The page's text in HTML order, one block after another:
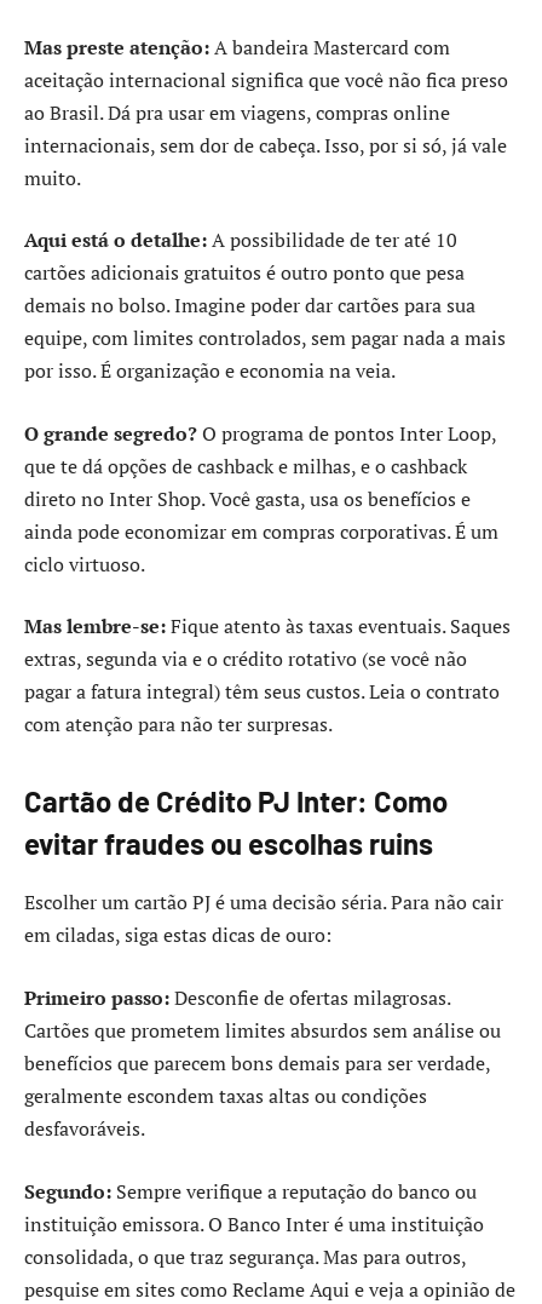
Mas preste atenção:A bandeira Mastercard com
aceitação internacional significa que você não fica preso
ao Brasil. Dá pra usar em viagens, compras online
internacionais, sem dor de cabeça. Isso, por si só, já vale
muito.
Aqui está o detalhe:A possibilidade de ter até 10
cartões adicionais gratuitos é outro ponto que pesa
demais no bolso. Imagine poder dar cartões para sua
equipe, com limites controlados, sem pagar nada a mais
por isso. É organização e economia na veia.
O grande segredo?O programa de pontos Inter Loop,
que te dá opções de cashback e milhas, e o cashback
direto no Inter Shop. Você gasta, usa os benefícios e
ainda pode economizar em compras corporativas. É um
ciclo virtuoso.
Mas lembre-se:Fique atento às taxas eventuais. Saques
extras, segunda via e o crédito rotativo (se você não
pagar a fatura integral) têm seus custos. Leia o contrato
com atenção para não ter surpresas.
Cartão de Crédito PJ Inter: Como
evitar fraudes ou escolhas ruins
Escolher um cartão PJ é uma decisão séria. Para não cair
em ciladas, siga estas dicas de ouro:
Primeiro passo:Desconfie de ofertas milagrosas.
Cartões que prometem limites absurdos sem análise ou
benefícios que parecem bons demais para ser verdade,
geralmente escondem taxas altas ou condições
desfavoráveis.
Segundo: Sempre verifique a reputação do banco ou
instituição emissora. O Banco Inter é uma instituição
consolidada, o que traz segurança. Mas para outros,
pesquise em sites como Reclame Aqui e veja a opinião de